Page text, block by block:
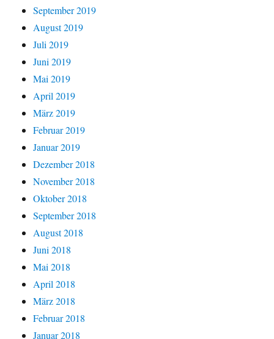
September 2019
August 2019
Juli 2019
Juni 2019
Mai 2019
April 2019
März 2019
Februar 2019
Januar 2019
Dezember 2018
November 2018
Oktober 2018
September 2018
August 2018
Juni 2018
Mai 2018
April 2018
März 2018
Februar 2018
Januar 2018